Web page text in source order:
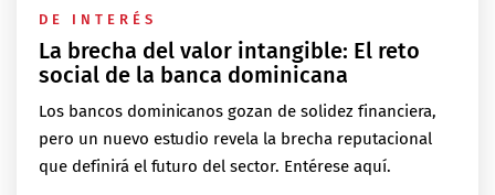
DE INTERÉS
La brecha del valor intangible: El reto
social de la banca dominicana
Los bancos dominicanos gozan de solidez financiera,
pero un nuevo estudio revela la brecha reputacional
que definirá el futuro del sector. Entérese aquí.